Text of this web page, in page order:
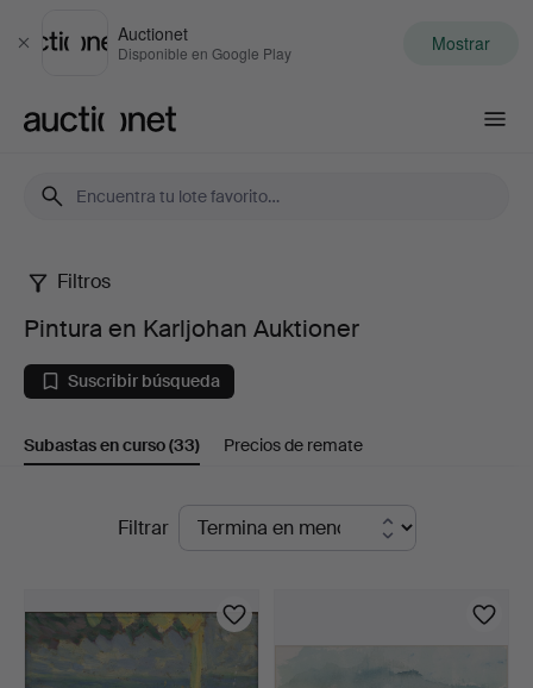
Cerrar
Auctionet
Disponible en Google Play Mostrar
Pintura
en
Karljohan
Auktioner
Filtros
Pintura en Karljohan Auktioner
Suscribir búsqueda
Subastas en curso(33) Precios de remate
Subastas
curso
Filtrar